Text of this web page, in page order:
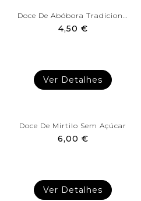
Doce De Abóbora Tradicional
4,50 €
Ver Detalhes
Doce De Mirtilo Sem Açúcar
6,00 €
Ver Detalhes